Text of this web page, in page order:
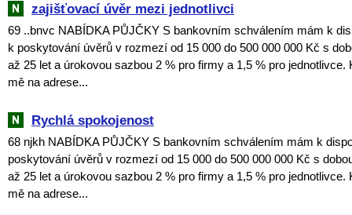
zajišťovací úvěr mezi jednotlivci
69 ..bnvc NABÍDKA PŮJČKY S bankovním schválením mám k
k poskytování úvěrů v rozmezí od 15 000 do 500 000 000 Kč s
až 25 let a úrokovou sazbou 2 % pro firmy a 1,5 % pro jednotlivce.
mě na adrese...
Rychlá spokojenost
68 njkh NABÍDKA PŮJČKY S bankovním schválením mám k
poskytování úvěrů v rozmezí od 15 000 do 500 000 000 Kč s
až 25 let a úrokovou sazbou 2 % pro firmy a 1,5 % pro jednotlivce.
mě na adrese...